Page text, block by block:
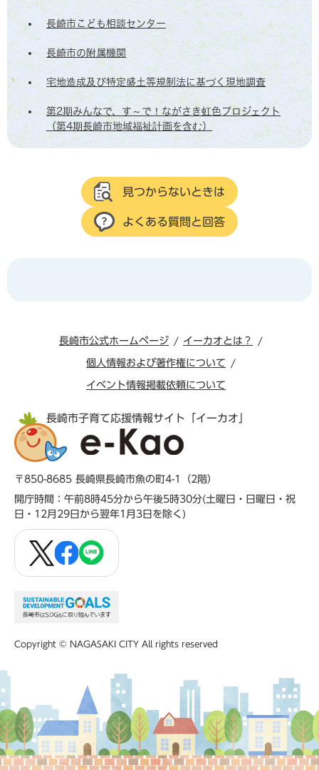
長崎市こども相談センター
長崎市の附属機関
宅地造成及び特定盛土等規制法に基づく現地調査
第2期みんなで、す～で！ながさき虹色プロジェクト
（第4期長崎市地域福祉計画を含む）
見つからないときは
よくある質問と回答
長崎市公式ホームページ イーカオとは？
個人情報および著作権について
イベント情報掲載依頼について
長崎市子育て応援情報サイト「イーカオ」
〒850-8685 長崎県長崎市魚の町4-1（2階）
開庁時間：午前8時45分から午後5時30分(土曜日・日曜日・祝
日・12月29日から翌年1月3日を除く)
Copyright © NAGASAKI CITY All rights reserved